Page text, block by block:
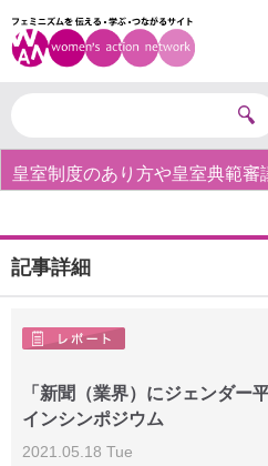
皇室制度のあり方や皇室典範
記事詳細
「新聞（業界）にジェンダー
インシンポジウム
2021.05.18 Tue